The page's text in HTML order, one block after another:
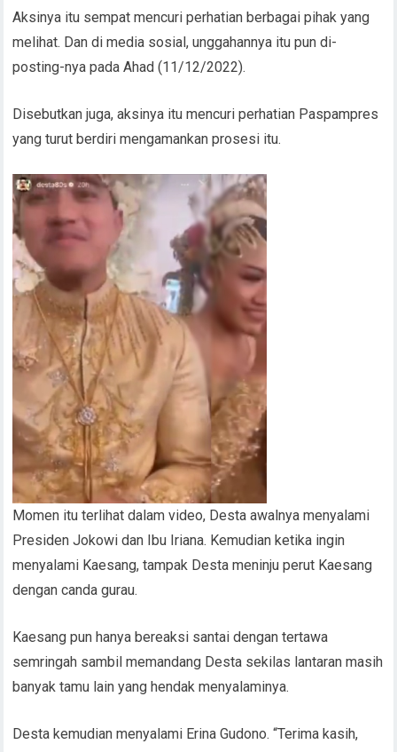
Aksinya itu sempat mencuri perhatian berbagai pihak yang
melihat. Dan di media sosial, unggahannya itu pun di-
posting-nya pada Ahad (11/12/2022).
Disebutkan juga, aksinya itu mencuri perhatian Paspampres
yang turut berdiri mengamankan prosesi itu.
Momen itu terlihat dalam video, Desta awalnya menyalami
Presiden Jokowi dan Ibu Iriana. Kemudian ketika ingin
menyalami Kaesang, tampak Desta meninju perut Kaesang
dengan canda gurau.
Kaesang pun hanya bereaksi santai dengan tertawa
semringah sambil memandang Desta sekilas lantaran masih
banyak tamu lain yang hendak menyalaminya.
Desta kemudian menyalami Erina Gudono. “Terima kasih,